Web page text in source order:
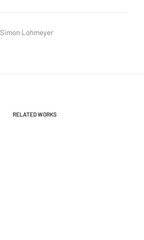
Simon Lohmeyer
RELATED WORKS